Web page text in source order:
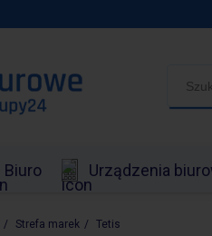
Biuro Urządzenia
/ Strefa marek / Tetis